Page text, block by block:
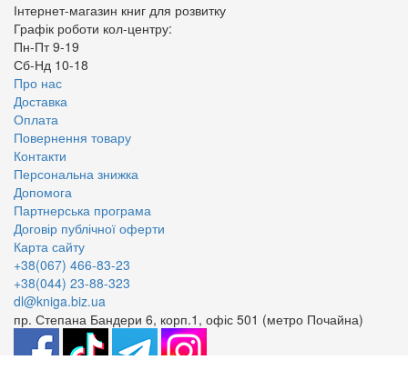
Інтернет-магазин книг для розвитку
Графік роботи кол-центру:
Пн-Пт 9-19
Сб-Нд 10-18
Про нас
Доставка
Оплата
Повернення товару
Контакти
Персональна знижка
Допомога
Партнерська програма
Договір публічної оферти
Карта сайту
+38(067) 466-83-23
+38(044) 23-88-323
dl@kniga.biz.ua
пр. Степана Бандери 6, корп.1, офіс 501 (метро Почайна)